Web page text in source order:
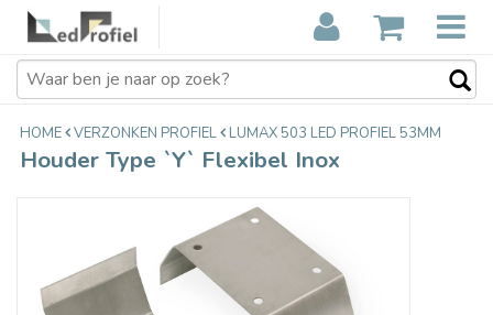
Houder Type `Y` Flexibel Inox
€6,85
HOME VERZONKEN PROFIEL LUMAX 503 LED PROFIEL 53MM
Houder Type `Y` Flexibel Inox